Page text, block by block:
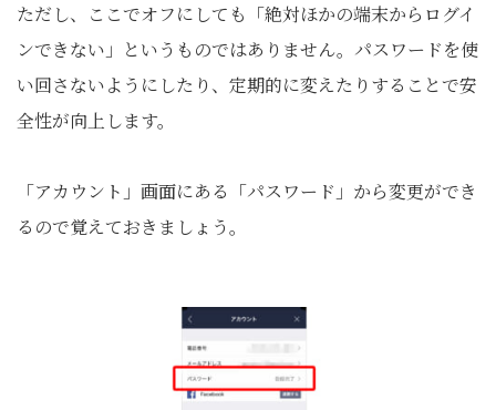
ただし、ここでオフにしても「絶対ほかの端末からログイ
ンできない」というものではありません。パスワードを使
い回さないようにしたり、定期的に変えたりすることで安
全性が向上します。
「アカウント」画面にある「パスワード」から変更ができ
るので覚えておきましょう。